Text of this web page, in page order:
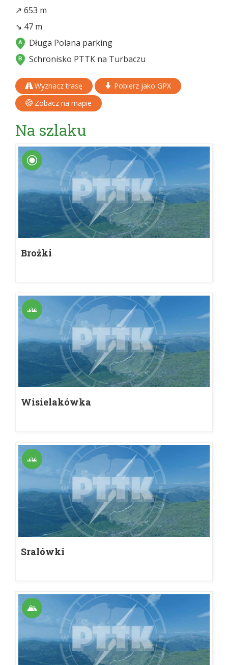
↗ 653 m
↘ 47 m
Długa Polana parking
Schronisko PTTK na Turbaczu
Wyznacz trasę
Pobierz jako GPX
Zobacz na mapie
Na szlaku
Brożki
Wisielakówka
Sralówki